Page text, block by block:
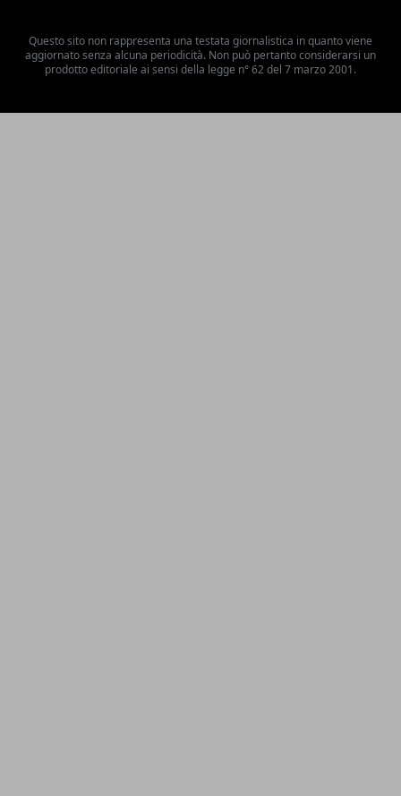
Questo sito non rappresenta una testata giornalistica in quanto viene
aggiornato senza alcuna periodicità. Non può pertanto considerarsi un
prodotto editoriale ai sensi della legge n° 62 del 7 marzo 2001.